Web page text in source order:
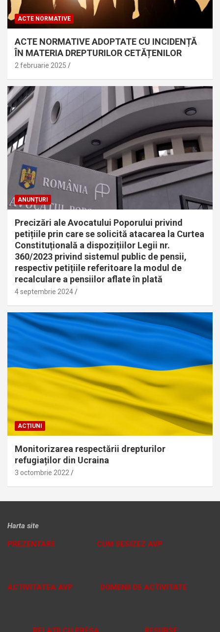
ACTE NORMATIVE
ACTE NORMATIVE ADOPTATE CU INCIDENȚĂ
ÎN MATERIA DREPTURILOR CETĂȚENILOR
2 februarie 2025
ANUNȚURI
Precizări ale Avocatului Poporului privind
petițiile prin care se solicită atacarea la Curtea
Constituțională a dispozițiilor Legii nr.
360/2023 privind sistemul public de pensii,
respectiv petițiile referitoare la modul de
recalculare a pensiilor aflate în plată
4 septembrie 2024
ACȚIUNI
Monitorizarea respectării drepturilor
refugiaților din Ucraina
3 octombrie 2022
Harta site
PREZENTARE CUM SESIZEZ AVP
ACTIVITATEA AVP DOMENII DE ACTIVITATE